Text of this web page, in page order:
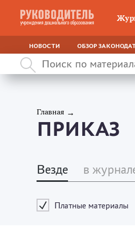
НОВОСТИ ОБЗОР
Главная
ПРИКАЗ
Везде в
Платные материалы